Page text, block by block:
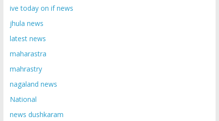
ive today on if news
jhula news
latest news
maharastra
mahrastry
nagaland news
National
news dushkaram